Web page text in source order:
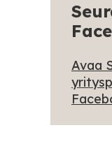
Avaa